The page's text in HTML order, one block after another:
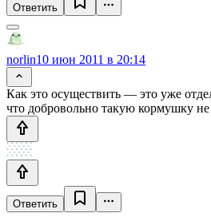
Ответить
norlin10 июн 2011 в 20:14
Как это осуществить — это уже
что добровольно такую кормушку
Ответить